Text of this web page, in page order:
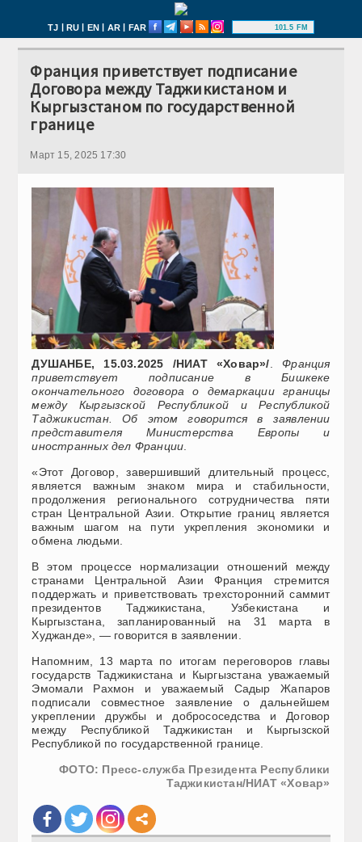
TJ | RU | EN | AR | FAR 101.5 FM
Франция приветствует подписание
Договора между Таджикистаном и
Кыргызстаном по государственной
границе
Март 15, 2025 17:30
ДУШАНБЕ, 15.03.2025 /НИАТ «Ховар»/ .Франция
приветствует подписание в Бишкеке
окончательного договора о демаркации границы
между Кыргызской Республикой и Республикой
Таджикистан. Об этом говорится в заявлении
представителя Министерства Европы и
иностранных дел Франции
«Этот Договор, завершивший длительный процесс,
является важным знаком мира и стабильности,
продолжения регионального сотрудничества пяти
стран Центральной Азии. Открытие границ является
важным шагом на пути укрепления экономики и
обмена людьми.
В этом процессе нормализации отношений между
странами Центральной Азии Франция стремится
поддержать и приветствовать трехсторонний саммит
президентов Таджикистана, Узбекистана и
Кыргызстана, запланированный на 31 марта в
Худжанде», — говорится в заявлении.
Напомним, 13 марта по итогам переговоров главы
государств Таджикистана и Кыргызстана уважаемый
Эмомали Рахмон и уважаемый Садыр Жапаров
подписали совместное заявление о дальнейшем
укреплении дружбы и добрососедства и Договор
между Республикой Таджикистан и Кыргызской
Республикой по государственной границе.
ФОТО: Пресс-служба Президента Республики
Таджикистан/НИАТ «Ховар»